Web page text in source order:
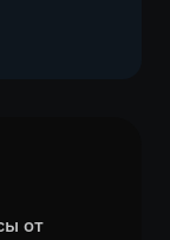
от